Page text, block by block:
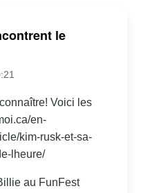
le
Voici les
en-
kim-rusk-et-sa-
lheure/
au FunFest